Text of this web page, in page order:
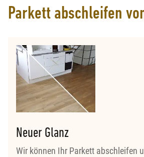
Parkett abschleifen
Neuer Glanz
Wir können Ihr Parkett abschleifen